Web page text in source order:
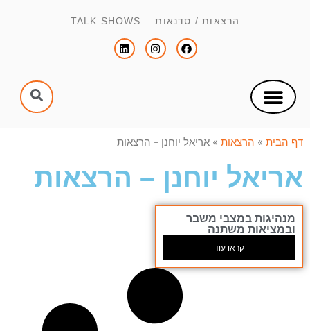
הרצאות / סדנאות TALK SHOWS
דף הבית » הרצאות » אריאל יוחנן - הרצאות
אריאל יוחנן – הרצאות
מנהיגות במצבי משבר
ובמציאות משתנה
קראו עוד